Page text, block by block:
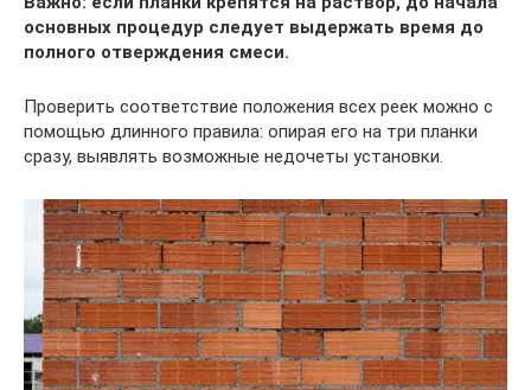
основных процедур следует выдержать время до
полного отверждения смеси.
Проверить соответствие положения всех реек можно с
помощью длинного правила: опирая его на три планки
сразу, выявлять возможные недочеты установки.